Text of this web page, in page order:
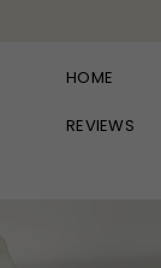
HOME
REVIEWS